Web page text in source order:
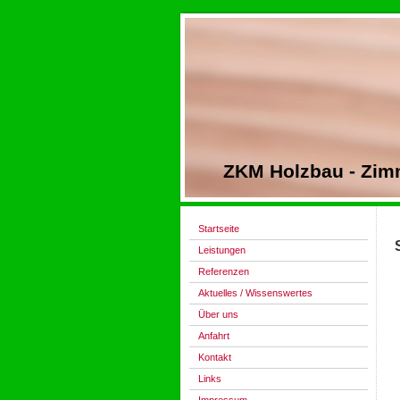
ZKM Holzbau -
Startseite
Leistungen
Referenzen
Aktuelles / Wissenswertes
Über uns
Anfahrt
Kontakt
Links